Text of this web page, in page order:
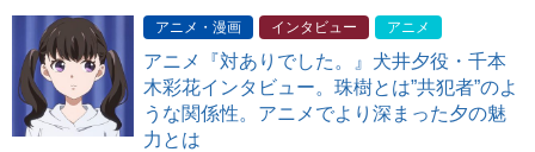
アニメ・漫画 インタビュー アニメ
アニメ『対ありでした。』犬井夕役・千本
木彩花インタビュー。珠樹とは”共犯者”のよ
うな関係性。アニメでより深まった夕の魅
力とは